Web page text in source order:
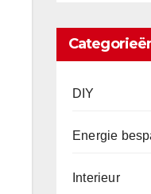
DIY
Energie
Interieur